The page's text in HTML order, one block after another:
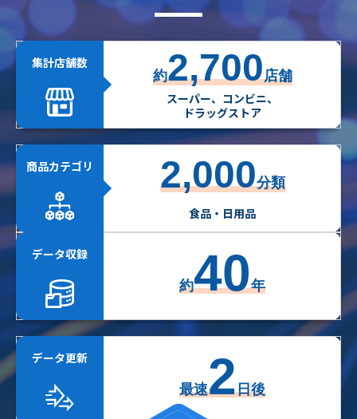
集計店舗数
約2,700店舗
スーパー、コンビニ、
ドラッグストア
商品カテゴリ 2,000分類
食品・日用品
データ収録
約40年
データ更新
最速2日後